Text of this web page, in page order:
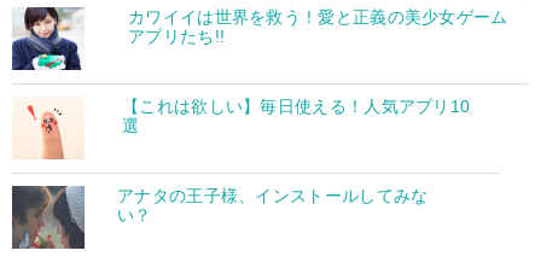
カワイイは世界を救う！愛と正義の美少女ゲーム
アプリたち!!
【これは欲しい】毎日使える！人気アプリ10
選
アナタの王子様、インストールしてみな
い？